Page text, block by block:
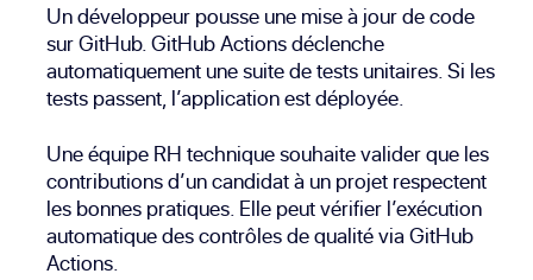
Un développeur pousse une mise à jour de code
sur GitHub. GitHub Actions déclenche
automatiquement une suite de tests unitaires. Si les
tests passent, l’application est déployée.
Une équipe RH technique souhaite valider que les
contributions d’un candidat à un projet respectent
les bonnes pratiques. Elle peut vérifier l’exécution
automatique des contrôles de qualité via GitHub
Actions.